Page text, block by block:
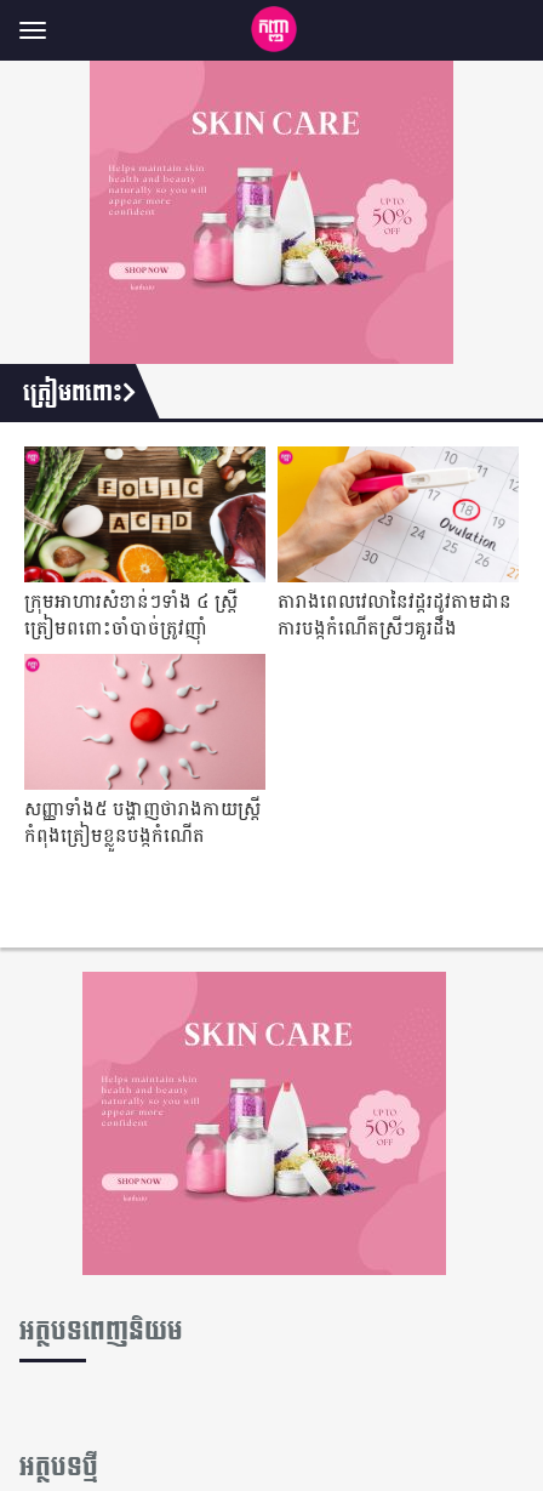
Toggle
navigation
ត្រៀមពពោះ
ក្រុមអាហារសំខាន់ៗទាំង ៤ ស្រ្តី
ត្រៀមពពោះចាំបាច់ត្រូវញ៉ាំ
តារាងពេលវេលានៃ​វដ្ដរដូវ​តាមដាន
ការបង្កកំណើតស្រីៗគួរដឹង
សញ្ញាទាំង៥ បង្ហាញថា​រាងកាយស្រ្តី
កំពុងត្រៀមខ្លួនបង្កកំណើត
អត្ថបទពេញនិយម
អត្ថបទថ្មី